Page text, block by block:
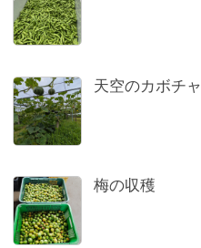
天空のカボチャ
梅の収穫